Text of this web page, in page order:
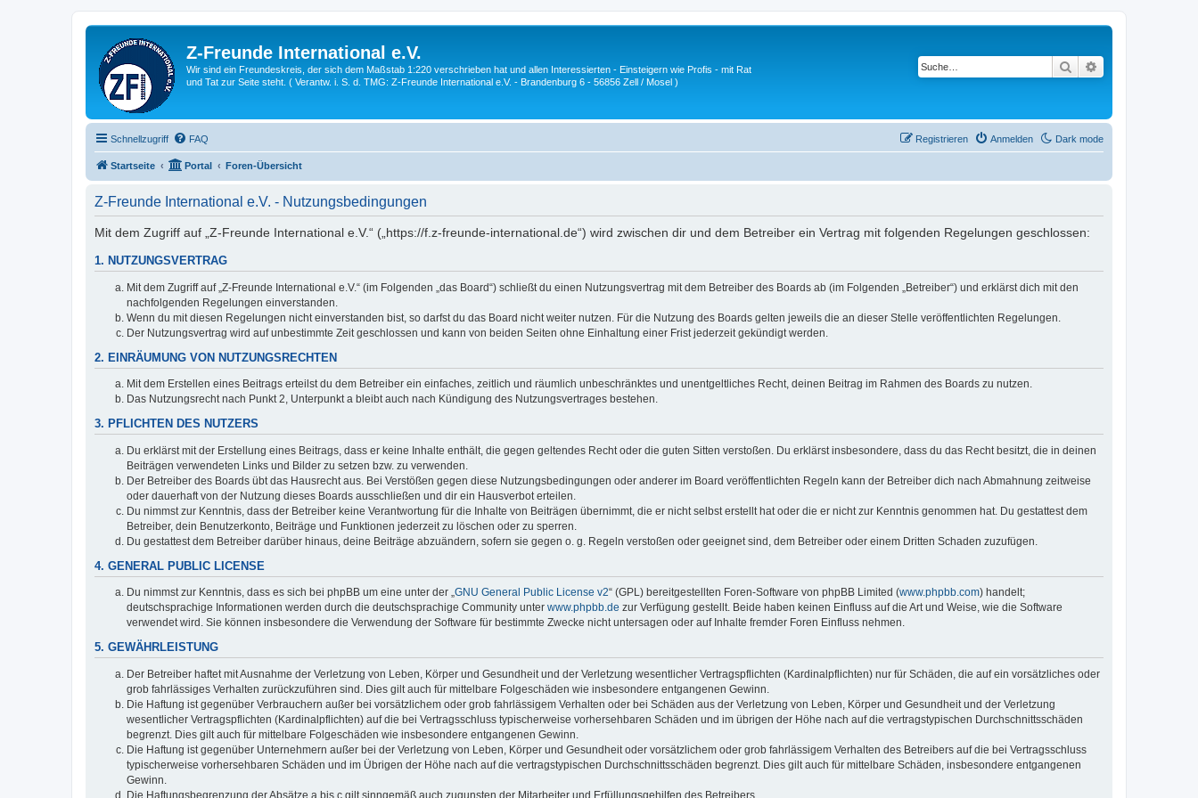
Z-Freunde International e.V.
Wir sind ein Freundeskreis, der sich dem Maßstab 1:220 verschrieben hat und allen Interessierten - Einsteigern wie Profis - mit Rat
und Tat zur Seite steht. ( Verantw. i. S. d. TMG: Z-Freunde International e.V. - Brandenburg 6 - 56856 Zell / Mosel )
Suche
Schnellzugriff Dark mode
FAQ Anmelden
Registrieren
Startseite Portal Foren-Übersicht
Z-Freunde International e.V. - Nutzungsbedingungen
Mit dem Zugriff auf „Z-Freunde International e.V.“ („https://f.z-freunde-international.de“) wird zwischen dir und dem Betreiber ein Vertrag mit folgenden Regelungen geschlossen:
1. NUTZUNGSVERTRAG
Mit dem Zugriff auf „Z-Freunde International e.V.“ (im Folgenden „das Board“) schließt du einen Nutzungsvertrag mit dem Betreiber des Boards ab (im Folgenden „Betreiber“) und erklärst dich mit den
nachfolgenden Regelungen einverstanden.
Wenn du mit diesen Regelungen nicht einverstanden bist, so darfst du das Board nicht weiter nutzen. Für die Nutzung des Boards gelten jeweils die an dieser Stelle veröffentlichten Regelungen.
Der Nutzungsvertrag wird auf unbestimmte Zeit geschlossen und kann von beiden Seiten ohne Einhaltung einer Frist jederzeit gekündigt werden.
2. EINRÄUMUNG VON NUTZUNGSRECHTEN
Mit dem Erstellen eines Beitrags erteilst du dem Betreiber ein einfaches, zeitlich und räumlich unbeschränktes und unentgeltliches Recht, deinen Beitrag im Rahmen des Boards zu nutzen.
Das Nutzungsrecht nach Punkt 2, Unterpunkt a bleibt auch nach Kündigung des Nutzungsvertrages bestehen.
3. PFLICHTEN DES NUTZERS
Du erklärst mit der Erstellung eines Beitrags, dass er keine Inhalte enthält, die gegen geltendes Recht oder die guten Sitten verstoßen. Du erklärst insbesondere, dass du das Recht besitzt, die in deinen
Beiträgen verwendeten Links und Bilder zu setzen bzw. zu verwenden.
Der Betreiber des Boards übt das Hausrecht aus. Bei Verstößen gegen diese Nutzungsbedingungen oder anderer im Board veröffentlichten Regeln kann der Betreiber dich nach Abmahnung zeitweise
oder dauerhaft von der Nutzung dieses Boards ausschließen und dir ein Hausverbot erteilen.
Du nimmst zur Kenntnis, dass der Betreiber keine Verantwortung für die Inhalte von Beiträgen übernimmt, die er nicht selbst erstellt hat oder die er nicht zur Kenntnis genommen hat. Du gestattest dem
Betreiber, dein Benutzerkonto, Beiträge und Funktionen jederzeit zu löschen oder zu sperren.
Du gestattest dem Betreiber darüber hinaus, deine Beiträge abzuändern, sofern sie gegen o. g. Regeln verstoßen oder geeignet sind, dem Betreiber oder einem Dritten Schaden zuzufügen.
4. GENERAL PUBLIC LICENSE
Du nimmst zur Kenntnis, dass es sich bei phpBB um eine unter der „GNU General Public License v2“ (GPL) bereitgestellten Foren-Software von phpBB Limited (www.phpbb.com) handelt;
deutschsprachige Informationen werden durch die deutschsprachige Community unter www.phpbb.de zur Verfügung gestellt. Beide haben keinen Einfluss auf die Art und Weise, wie die Software
verwendet wird. Sie können insbesondere die Verwendung der Software für bestimmte Zwecke nicht untersagen oder auf Inhalte fremder Foren Einfluss nehmen.
5. GEWÄHRLEISTUNG
Der Betreiber haftet mit Ausnahme der Verletzung von Leben, Körper und Gesundheit und der Verletzung wesentlicher Vertragspflichten (Kardinalpflichten) nur für Schäden, die auf ein vorsätzliches oder
grob fahrlässiges Verhalten zurückzuführen sind. Dies gilt auch für mittelbare Folgeschäden wie insbesondere entgangenen Gewinn.
Die Haftung ist gegenüber Verbrauchern außer bei vorsätzlichem oder grob fahrlässigem Verhalten oder bei Schäden aus der Verletzung von Leben, Körper und Gesundheit und der Verletzung
wesentlicher Vertragspflichten (Kardinalpflichten) auf die bei Vertragsschluss typischerweise vorhersehbaren Schäden und im übrigen der Höhe nach auf die vertragstypischen Durchschnittsschäden
begrenzt. Dies gilt auch für mittelbare Folgeschäden wie insbesondere entgangenen Gewinn.
Die Haftung ist gegenüber Unternehmern außer bei der Verletzung von Leben, Körper und Gesundheit oder vorsätzlichem oder grob fahrlässigem Verhalten des Betreibers auf die bei Vertragsschluss
typischerweise vorhersehbaren Schäden und im Übrigen der Höhe nach auf die vertragstypischen Durchschnittsschäden begrenzt. Dies gilt auch für mittelbare Schäden, insbesondere entgangenen
Gewinn.
Die Haftungsbegrenzung der Absätze a bis c gilt sinngemäß auch zugunsten der Mitarbeiter und Erfüllungsgehilfen des Betreibers.